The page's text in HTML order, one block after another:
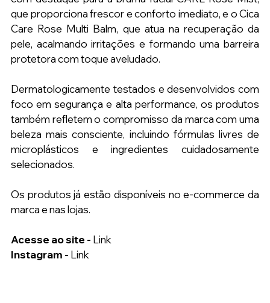
que proporciona frescor e conforto imediato, e o Cica
Care Rose Multi Balm, que atua na recuperação da
pele, acalmando irritações e formando uma barreira
protetora com toque aveludado.
Dermatologicamente testados e desenvolvidos com
foco em segurança e alta performance, os produtos
também refletem o compromisso da marca com uma
beleza mais consciente, incluindo fórmulas livres de
microplásticos e ingredientes cuidadosamente
selecionados.
Os produtos já estão disponíveis no e-commerce da
marca e nas lojas.
Acesse ao site - Link
Instagram - Link